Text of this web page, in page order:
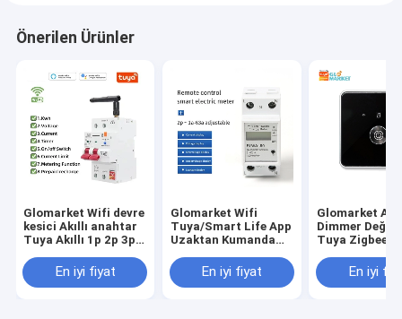
Önerilen Ürünler
Glomarket Wifi devre
kesici Akıllı anahtar
Tuya Akıllı 1p 2p 3p
Elektrikli devre 4P
MCB Akıllı kesici
En iyi fiyat
Glomarket Wifi
Tuya/Smart Life App
Uzaktan Kumanda
Koruyucusu Relay
Cihaz Kapatıcı Enerji
En iyi fiyat
Glomarket
Dimmer
Tuya Zigbee
Dimming
Ekranla
En iyi